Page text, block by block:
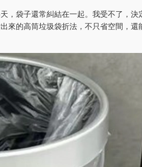
，袋子還常糾結在一起。我受不了，決
來的高筒垃圾袋折法，不只省空間，還